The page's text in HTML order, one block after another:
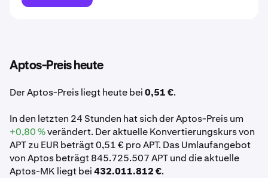
Aptos-Preis heute
Der Aptos-Preis liegt heute bei0,51 €.
In den letzten 24 Stunden hat sich der Aptos-Preis um
+0,80 %verändert. Der aktuelle Konvertierungskurs von
APT zu EUR beträgt 0,51 € pro APT. Das Umlaufangebot
von Aptos beträgt 845.725.507 APT und die aktuelle
Aptos-MK liegt bei432.011.812 €.